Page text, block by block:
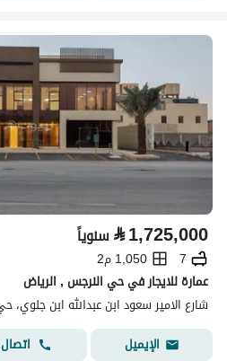
⃁1,725,000 سنوياً
7
1,050 م2
عمارة للايجار في حي النرجس , الرياض
الإيميل
اتصال